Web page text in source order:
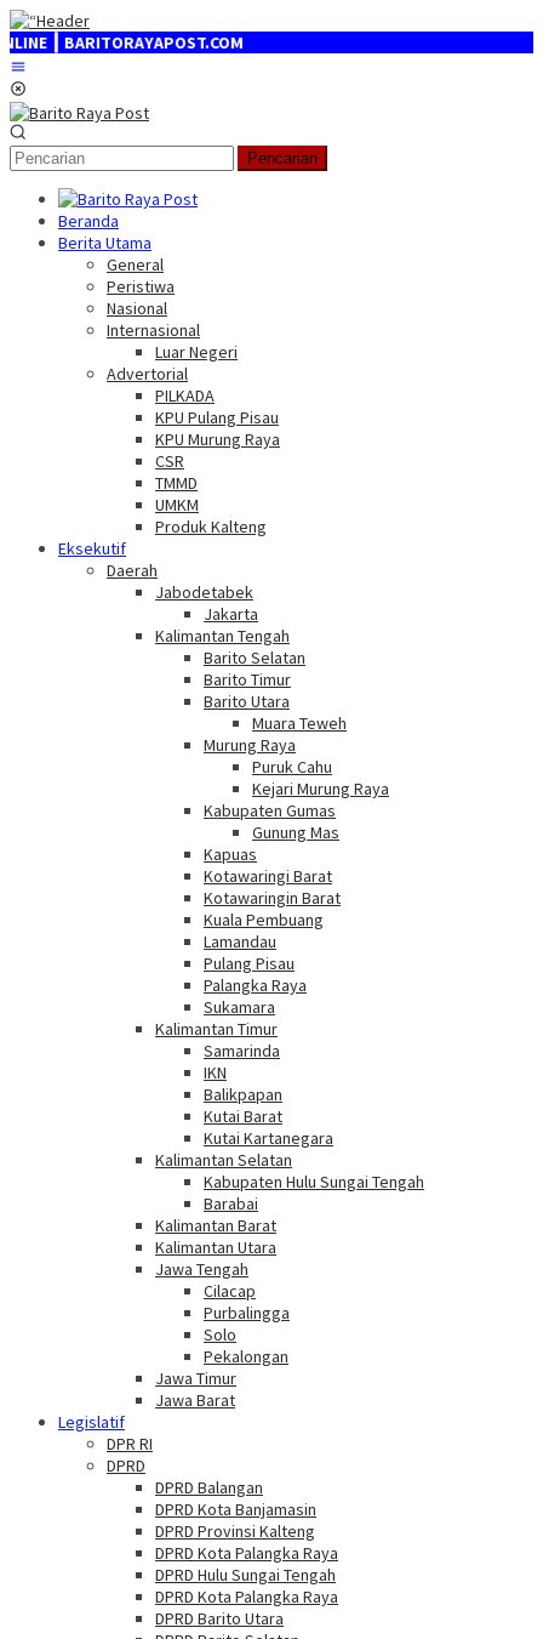
Loncat
ke
konten
BARITORAYAPOST.COM
Pencarian
Beranda
Berita Utama
General
Peristiwa
Nasional
Internasional
Luar Negeri
Advertorial
PILKADA
KPU Pulang Pisau
KPU Murung Raya
CSR
TMMD
UMKM
Produk Kalteng
Eksekutif
Daerah
Jabodetabek
Jakarta
Kalimantan Tengah
Barito Selatan
Barito Timur
Barito Utara
Muara Teweh
Murung Raya
Puruk Cahu
Kejari Murung Raya
Kabupaten Gumas
Gunung Mas
Kapuas
Kotawaringi Barat
Kotawaringin Barat
Kuala Pembuang
Lamandau
Pulang Pisau
Palangka Raya
Sukamara
Kalimantan Timur
Samarinda
IKN
Balikpapan
Kutai Barat
Kutai Kartanegara
Kalimantan Selatan
Kabupaten Hulu Sungai Tengah
Barabai
Kalimantan Barat
Kalimantan Utara
Jawa Tengah
Cilacap
Purbalingga
Solo
Pekalongan
Jawa Timur
Jawa Barat
Legislatif
DPR RI
DPRD
DPRD Balangan
DPRD Kota Banjamasin
DPRD Provinsi Kalteng
DPRD Kota Palangka Raya
DPRD Hulu Sungai Tengah
DPRD Kota Palangka Raya
DPRD Barito Utara